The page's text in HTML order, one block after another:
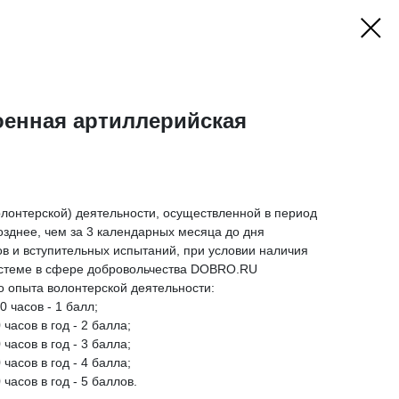
артиллерийская
деятельности, осуществленной в период
чем за 3 календарных месяца до дня
и вступительных испытаний, при условии наличия
в сфере добровольчества DOBRO.RU
опыта волонтерской деятельности:
часов - 1 балл;
в год - 2 балла;
в год - 3 балла;
в год - 4 балла;
в год - 5 баллов.